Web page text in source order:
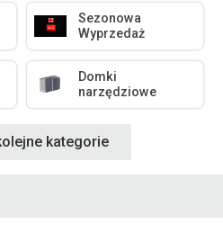
Sezonowa
Wyprzedaż
Domki
narzędziowe
kategorie